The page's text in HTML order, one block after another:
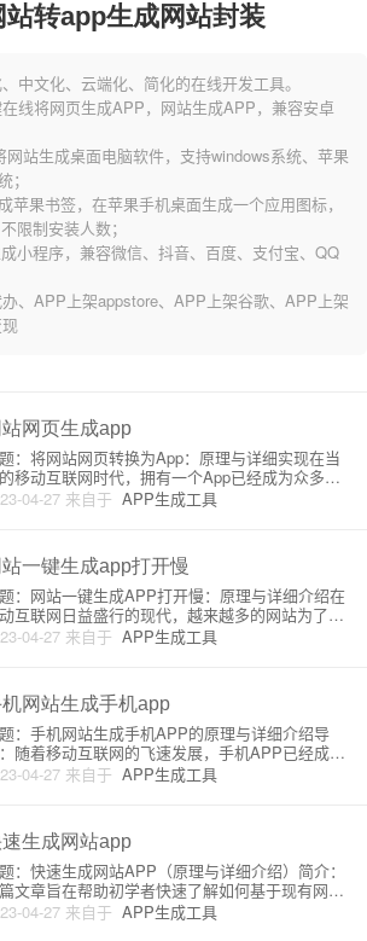
站转app生成网站封装
中文化、云端化、简化的在线开发工具。
线将网页生成APP，网站生成APP，兼容安卓
站生成桌面电脑软件，支持windows系统、苹果
；
苹果书签，在苹果手机桌面生成一个应用图标，
限制安装人数；
小程序，兼容微信、抖音、百度、支付宝、QQ
、APP上架appstore、APP上架谷歌、APP上架
站网页生成app
04-27 来自于 APP生成工具
：将网站网页转换为App：原理与详细实现在当
移动互联网时代，拥有一个App已经成为众多网
标配。但如何将一个网站或网页轻松地转换为一
App呢？本篇文章将详细介绍将网站网页转换为App
为App时，
站一键生成app打开慢
04-27 来自于 APP生成工具
：网站一键生成APP打开慢：原理与详细介绍在
互联网日益盛行的现代，越来越多的网站为了更
服务于移动设备用户，都会选择将自己的网站通
一键生成APP的方式进行手机端推广。然而，用户
APP存在速度上
网站生成手机app
04-27 来自于 APP生成工具
：手机网站生成手机APP的原理与详细介绍导
随着移动互联网的飞速发展，手机APP已经成为
活的一部分，而将网站转化为手机APP又是一种
何实现呢？本文将为你详细介绍手机网站生成手机A
生成网站app
04-27 来自于 APP生成工具
：快速生成网站APP（原理与详细介绍）简介：
文章旨在帮助初学者快速了解如何基于现有网站
APP，将从原理和详细操作两个层面进行讲解。
录：1. 简介2. 网站APP生成的原理3. 实现过程：从